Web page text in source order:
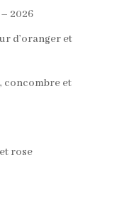
2026
d’oranger et
concombre et
rose